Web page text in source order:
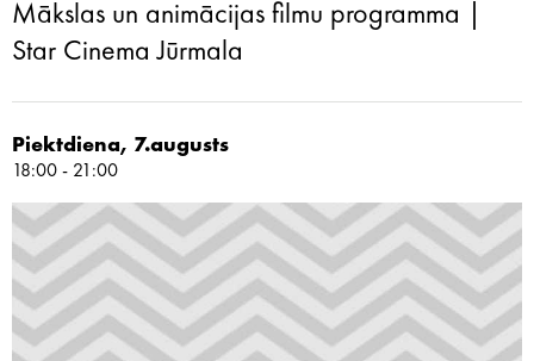
Mākslas un animācijas filmu programma |
Star Cinema Jūrmala
Piektdiena, 7.augusts
18:00 - 21:00